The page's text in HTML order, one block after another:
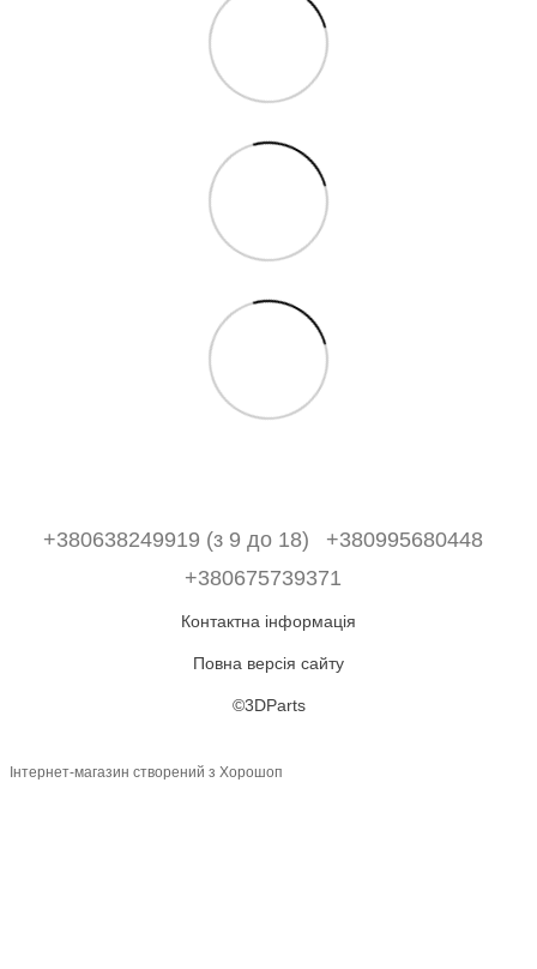
+380638249919 (з 9 до 18)
+380995680448
+380675739371
Контактна інформація
Повна версія сайту
©3DParts
Інтернет-магазин створений з Хорошоп